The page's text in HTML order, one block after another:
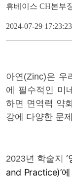
휴베이스 CH본부
2024-07-29 17:23:23
아연(Zinc)은 우
에 필수적인 미
하면 면역력 약
강에 다양한 문
2023년 학술지
and Practice)’